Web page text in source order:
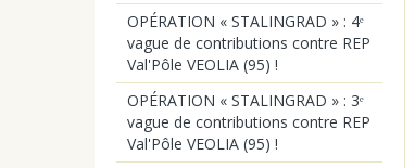
OPÉRATION « STALINGRAD » : 4ᵉ
vague de contributions contre REP
Val'Pôle VEOLIA (95) !
OPÉRATION « STALINGRAD » : 3ᵉ
vague de contributions contre REP
Val'Pôle VEOLIA (95) !